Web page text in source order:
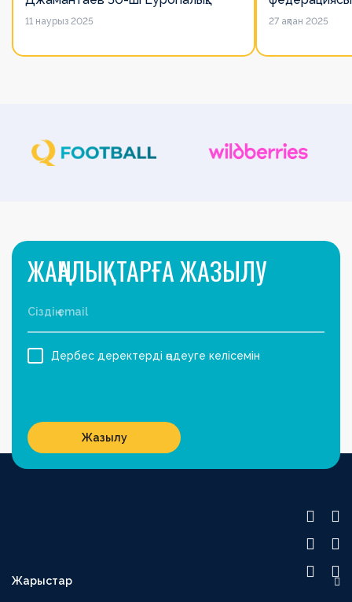
лигалар Бас ассамблеясына
11 наурыз 2025
есімін
27 ақпан 2025
Жарыстар
ЖАҢАЛЫҚТАРҒА ЖАЗЫЛУ
Дербес деректерді өңдеуге келісемін
Жазылу